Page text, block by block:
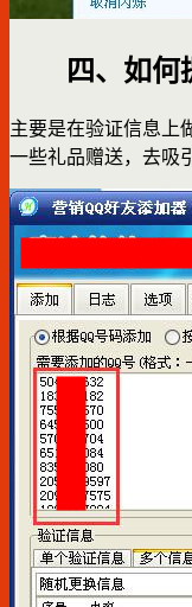
四、如何提
主要是在验证信息上
一些礼品赠送，去吸